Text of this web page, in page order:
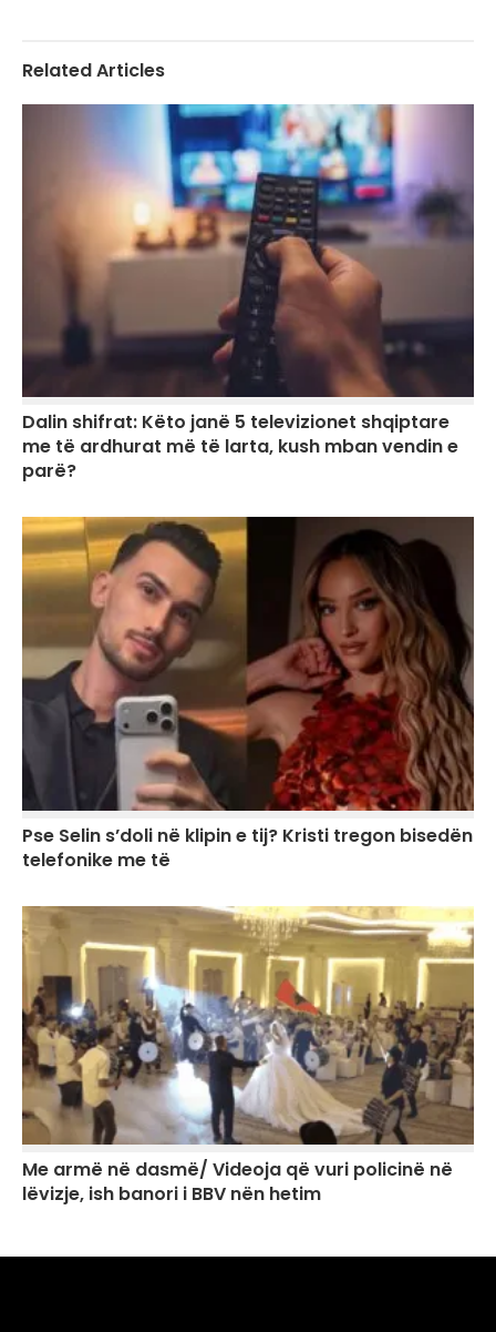
Related Articles
Dalin shifrat: Këto janë 5 televizionet shqiptare
me të ardhurat më të larta, kush mban vendin e
parë?
Pse Selin s’doli në klipin e tij? Kristi tregon bisedën
telefonike me të
Me armë në dasmë/ Videoja që vuri policinë në
lëvizje, ish banori i BBV nën hetim